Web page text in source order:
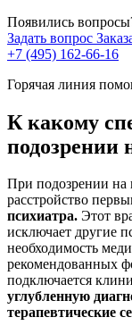
Появились
Задать вопрос
+7 (495) 162-66-16
Горячая линия
К какому
При подозрении на
расстройство
психиатра. Этот
исключает другие
необходимость
рекомендованных
подключается
углубленную
терапевтические